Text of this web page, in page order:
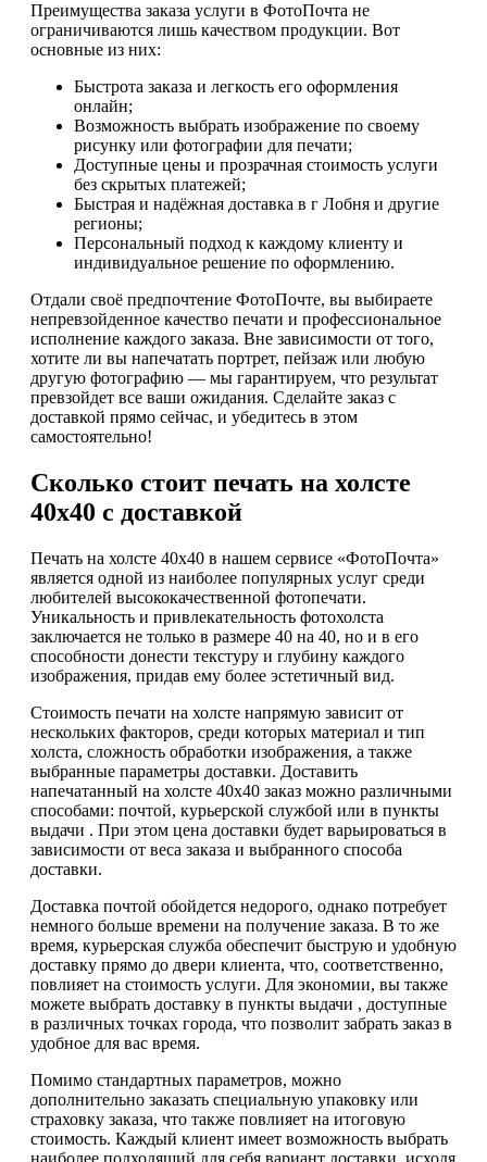
Преимущества заказа услуги в ФотоПочта не
ограничиваются лишь качеством продукции. Вот
основные из них:
Быстрота заказа и легкость его оформления
онлайн;
Возможность выбрать изображение по своему
рисунку или фотографии для печати;
Доступные цены и прозрачная стоимость услуги
без скрытых платежей;
Быстрая и надёжная доставка в г Лобня и другие
регионы;
Персональный подход к каждому клиенту и
индивидуальное решение по оформлению.
Отдали своё предпочтение ФотоПочте, вы выбираете
непревзойденное качество печати и профессиональное
исполнение каждого заказа. Вне зависимости от того,
хотите ли вы напечатать портрет, пейзаж или любую
другую фотографию — мы гарантируем, что результат
превзойдет все ваши ожидания. Сделайте заказ с
доставкой прямо сейчас, и убедитесь в этом
самостоятельно!
Сколько стоит печать на холсте
40х40 с доставкой
Печать на холсте 40х40 в нашем сервисе «ФотоПочта»
является одной из наиболее популярных услуг среди
любителей высококачественной фотопечати.
Уникальность и привлекательность фотохолста
заключается не только в размере 40 на 40, но и в его
способности донести текстуру и глубину каждого
изображения, придав ему более эстетичный вид.
Стоимость печати на холсте напрямую зависит от
нескольких факторов, среди которых материал и тип
холста, сложность обработки изображения, а также
выбранные параметры доставки. Доставить
напечатанный на холсте 40х40 заказ можно различными
способами: почтой, курьерской службой или в пункты
выдачи . При этом цена доставки будет варьироваться в
зависимости от веса заказа и выбранного способа
доставки.
Доставка почтой обойдется недорого, однако потребует
немного больше времени на получение заказа. В то же
время, курьерская служба обеспечит быструю и удобную
доставку прямо до двери клиента, что, соответственно,
повлияет на стоимость услуги. Для экономии, вы также
можете выбрать доставку в пункты выдачи , доступные
в различных точках города, что позволит забрать заказ в
удобное для вас время.
Помимо стандартных параметров, можно
дополнительно заказать специальную упаковку или
страховку заказа, что также повлияет на итоговую
стоимость. Каждый клиент имеет возможность выбрать
наиболее подходящий для себя вариант доставки, исходя